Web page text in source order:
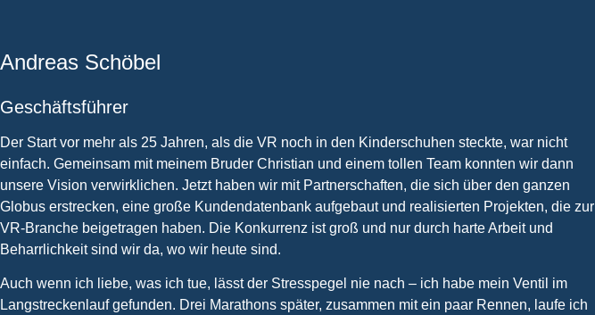
Andreas Schöbel
Geschäftsführer
Der Start vor mehr als 25 Jahren, als die VR noch in den Kinderschuhen steckte, war nicht
einfach. Gemeinsam mit meinem Bruder Christian und einem tollen Team konnten wir dann
unsere Vision verwirklichen. Jetzt haben wir mit Partnerschaften, die sich über den ganzen
Globus erstrecken, eine große Kundendatenbank aufgebaut und realisierten Projekten, die zur
VR-Branche beigetragen haben. Die Konkurrenz ist groß und nur durch harte Arbeit und
Beharrlichkeit sind wir da, wo wir heute sind.
Auch wenn ich liebe, was ich tue, lässt der Stresspegel nie nach – ich habe mein Ventil im
Langstreckenlauf gefunden. Drei Marathons später, zusammen mit ein paar Rennen, laufe ich